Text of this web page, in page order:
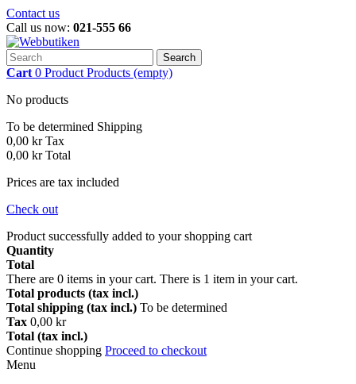
Contact us
Call us now: 021-555 66
Search
Cart 0 Product Products (empty)
No products
To be determined Shipping
0,00 kr Tax
0,00 kr Total
Prices are tax included
Check out
Product successfully added to your shopping cart
Quantity
Total
There are 0 items in your cart. There is 1 item in your cart.
Total products (tax incl.)
Total shipping (tax incl.) To be determined
Tax 0,00 kr
Total (tax incl.)
Continue shopping Proceed to checkout
Menu